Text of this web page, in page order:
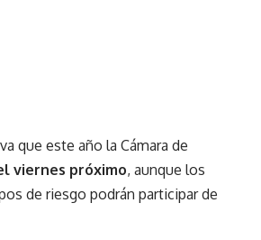
que este año la Cámara de
viernes próximo, aunque los
de riesgo podrán participar de